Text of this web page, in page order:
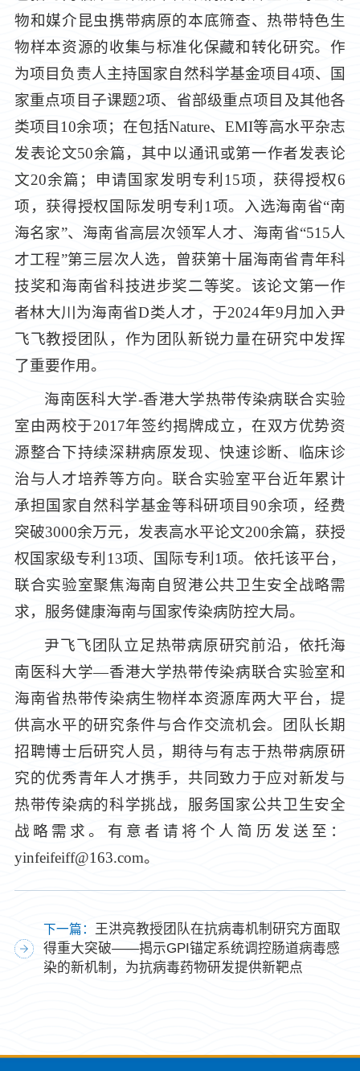
物和媒介昆虫携带病原的本底筛查、热带特色生
物样本资源的收集与标准化保藏和转化研究。作
为项目负责人主持国家自然科学基金项目4项、国
家重点项目子课题2项、省部级重点项目及其他各
类项目10余项；在包括Nature、EMI等高水平杂志
发表论文50余篇，其中以通讯或第一作者发表论
文20余篇；申请国家发明专利15项，获得授权6
项，获得授权国际发明专利1项。入选海南省“南
海名家”、海南省高层次领军人才、海南省“515人
才工程”第三层次人选，曾获第十届海南省青年科
技奖和海南省科技进步奖二等奖。该论文第一作
者林大川为海南省D类人才，于2024年9月加入尹
飞飞教授团队，作为团队新锐力量在研究中发挥
了重要作用。
海南医科大学-香港大学热带传染病联合实验
室由两校于2017年签约揭牌成立，在双方优势资
源整合下持续深耕病原发现、快速诊断、临床诊
治与人才培养等方向。联合实验室平台近年累计
承担国家自然科学基金等科研项目90余项，经费
突破3000余万元，发表高水平论文200余篇，获授
权国家级专利13项、国际专利1项。依托该平台，
联合实验室聚焦海南自贸港公共卫生安全战略需
求，服务健康海南与国家传染病防控大局。
尹飞飞团队立足热带病原研究前沿，依托海
南医科大学—香港大学热带传染病联合实验室和
海南省热带传染病生物样本资源库两大平台，提
供高水平的研究条件与合作交流机会。团队长期
招聘博士后研究人员，期待与有志于热带病原研
究的优秀青年人才携手，共同致力于应对新发与
热带传染病的科学挑战，服务国家公共卫生安全
战略需求。有意者请将个人简历发送至：
yinfeifeiff@163.com。
下一篇： 王洪亮教授团队在抗病毒机制研究方面取
得重大突破——揭示GPI锚定系统调控肠道病毒感
染的新机制，为抗病毒药物研发提供新靶点